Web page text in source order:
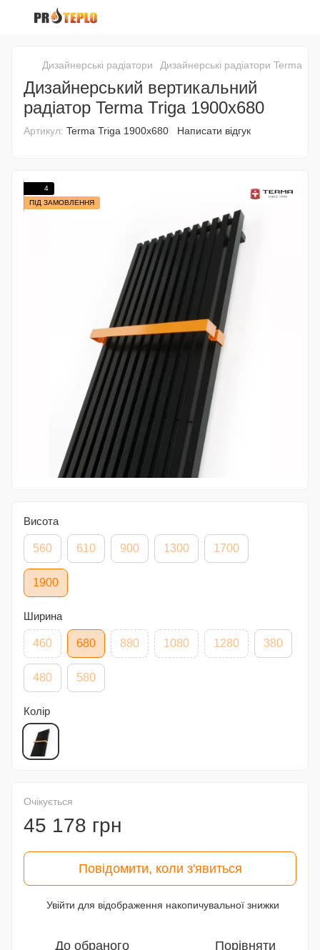
Дизайнерські радіатори Дизайнерські радіатори Terma
Дизайнерський вертикальний
радіатор Terma Triga 1900х680
Артикул: Terma Triga 1900х680 Написати відгук
4
ПІД ЗАМОВЛЕННЯ
Висота
560 610 900 1300 1700
1900
Ширина
460 680 880 1080 1280 380
480 580
Колір
Очікується
45 178 грн
Повідомити, коли з'явиться
Увійти для відображення накопичувальної знижки
До обраного Порівняти